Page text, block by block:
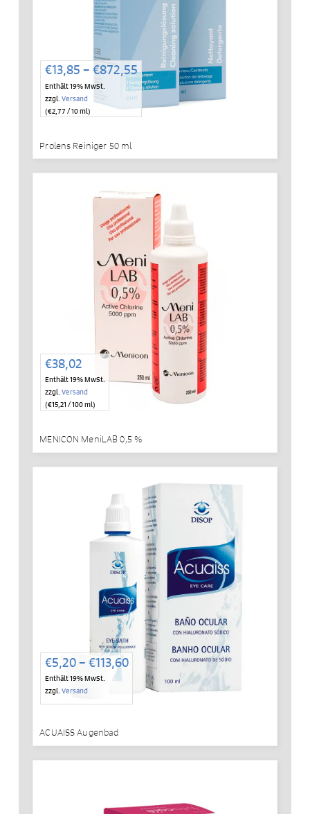
€13,85 – €872,55Preisspanne:
€13,85
bis
€872,55
Enthält 19% MwSt.
zzgl. Versand
(€2,77 / 10 ml)
Prolens Reiniger 50 ml
€38,02
Enthält 19% MwSt.
zzgl. Versand
(€15,21 / 100 ml)
IN DEN WARENKORB
MENICON MeniLAB 0,5 %
€5,20– €113,60Preisspanne:
€5,20
€113,60
Enthält 19% MwSt.
zzgl. Versand
ACUAISS Augenbad